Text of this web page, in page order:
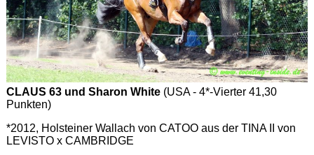
CLAUS 63 und Sharon White(USA - 4*-Vierter 41,30
Punkten)
*2012, Holsteiner Wallach von CATOO aus der TINA II von
LEVISTO x CAMBRIDGE